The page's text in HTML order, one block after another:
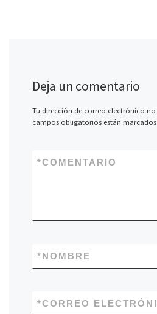
Deja un comentario
Tu dirección de correo electrónico no
campos obligatorios están
COMENTARIO
*
NOMBRE
*
CORREO
*